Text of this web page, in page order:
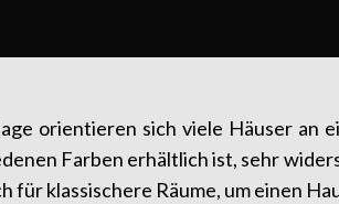
orientieren sich viele Häuser an
Farben erhältlich ist, sehr
für klassischere Räume, um einen